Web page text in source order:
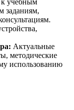
к учебным
заданиям,
Актуальные
методические
использованию